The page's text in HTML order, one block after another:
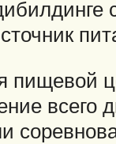
пищевой